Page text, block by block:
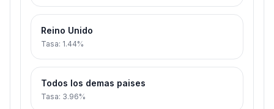
Reino Unido
Tasa: 1.44%
Todos los demas paises
Tasa: 3.96%